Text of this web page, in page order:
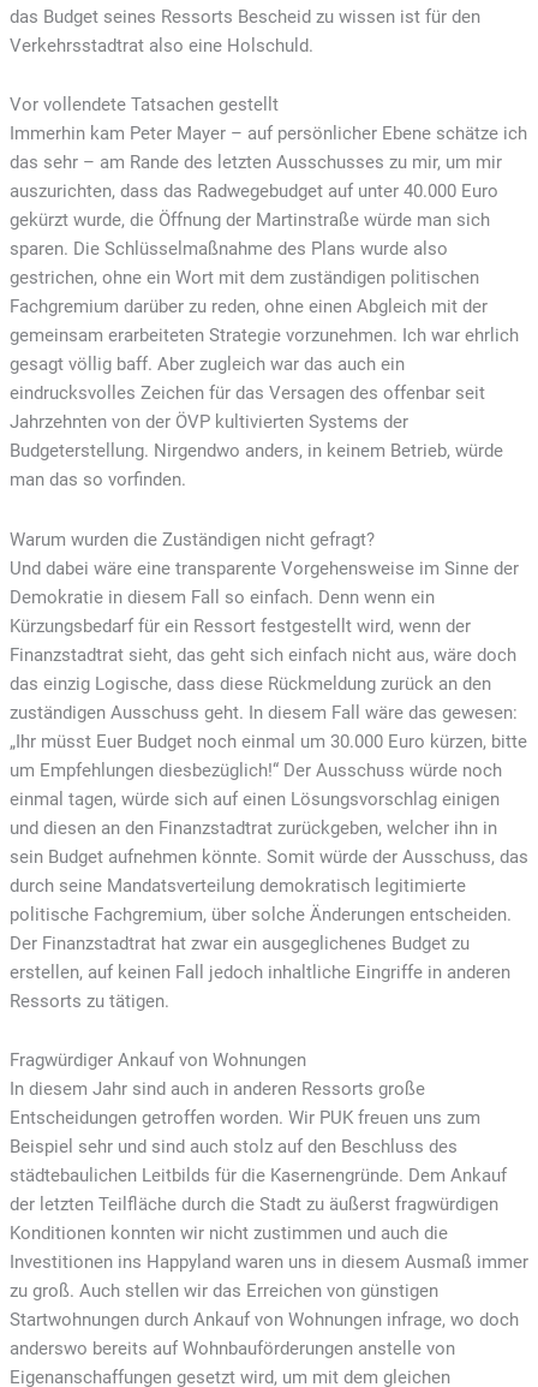
das Budget seines Ressorts Bescheid zu wissen ist für den
Verkehrsstadtrat also eine Holschuld.
Vor vollendete Tatsachen gestellt
Immerhin kam Peter Mayer – auf persönlicher Ebene schätze ich
das sehr – am Rande des letzten Ausschusses zu mir, um mir
auszurichten, dass das Radwegebudget auf unter 40.000 Euro
gekürzt wurde, die Öffnung der Martinstraße würde man sich
sparen. Die Schlüsselmaßnahme des Plans wurde also
gestrichen, ohne ein Wort mit dem zuständigen politischen
Fachgremium darüber zu reden, ohne einen Abgleich mit der
gemeinsam erarbeiteten Strategie vorzunehmen. Ich war ehrlich
gesagt völlig baff. Aber zugleich war das auch ein
eindrucksvolles Zeichen für das Versagen des offenbar seit
Jahrzehnten von der ÖVP kultivierten Systems der
Budgeterstellung. Nirgendwo anders, in keinem Betrieb, würde
man das so vorfinden.
Warum wurden die Zuständigen nicht gefragt?
Und dabei wäre eine transparente Vorgehensweise im Sinne der
Demokratie in diesem Fall so einfach. Denn wenn ein
Kürzungsbedarf für ein Ressort festgestellt wird, wenn der
Finanzstadtrat sieht, das geht sich einfach nicht aus, wäre doch
das einzig Logische, dass diese Rückmeldung zurück an den
zuständigen Ausschuss geht. In diesem Fall wäre das gewesen:
„Ihr müsst Euer Budget noch einmal um 30.000 Euro kürzen, bitte
um Empfehlungen diesbezüglich!“ Der Ausschuss würde noch
einmal tagen, würde sich auf einen Lösungsvorschlag einigen
und diesen an den Finanzstadtrat zurückgeben, welcher ihn in
sein Budget aufnehmen könnte. Somit würde der Ausschuss, das
durch seine Mandatsverteilung demokratisch legitimierte
politische Fachgremium, über solche Änderungen entscheiden.
Der Finanzstadtrat hat zwar ein ausgeglichenes Budget zu
erstellen, auf keinen Fall jedoch inhaltliche Eingriffe in anderen
Ressorts zu tätigen.
Fragwürdiger Ankauf von Wohnungen
In diesem Jahr sind auch in anderen Ressorts große
Entscheidungen getroffen worden. Wir PUK freuen uns zum
Beispiel sehr und sind auch stolz auf den Beschluss des
städtebaulichen Leitbilds für die Kasernengründe. Dem Ankauf
der letzten Teilfläche durch die Stadt zu äußerst fragwürdigen
Konditionen konnten wir nicht zustimmen und auch die
Investitionen ins Happyland waren uns in diesem Ausmaß immer
zu groß. Auch stellen wir das Erreichen von günstigen
Startwohnungen durch Ankauf von Wohnungen infrage, wo doch
anderswo bereits auf Wohnbauförderungen anstelle von
Eigenanschaffungen gesetzt wird, um mit dem gleichen